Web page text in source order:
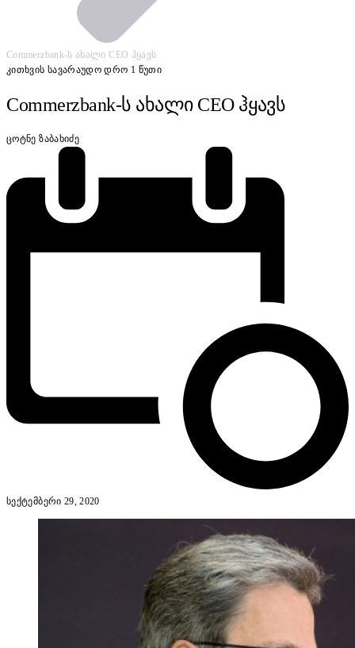
Commerzbank-ს ახალი CEO ჰყავს
კითხვის სავარაუდო დრო 1 წუთი
Commerzbank-ს ახალი CEO ჰყავს
ცოტნე ზაბახიძე
სექტემბერი 29, 2020